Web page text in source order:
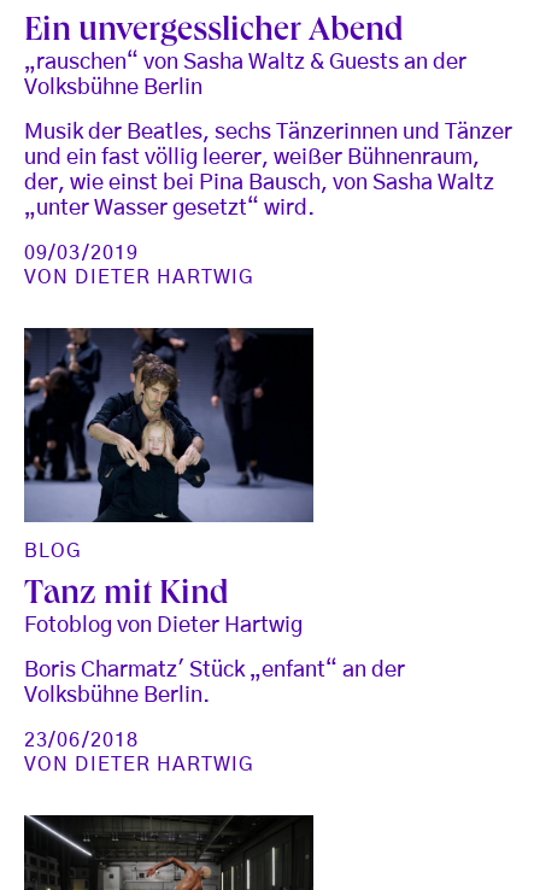
Ein unvergesslicher Abend
„rauschen“ von Sasha Waltz & Guests an der
Volksbühne Berlin
Musik der Beatles, sechs Tänzerinnen und Tänzer
und ein fast völlig leerer, weißer Bühnenraum,
der, wie einst bei Pina Bausch, von Sasha Waltz
„unter Wasser gesetzt“ wird.
09/03/2019
VON
DIETER HARTWIG
BLOG
Tanz mit Kind
Fotoblog von Dieter Hartwig
Boris Charmatz' Stück „enfant“ an der
Volksbühne Berlin.
23/06/2018
VON
DIETER HARTWIG